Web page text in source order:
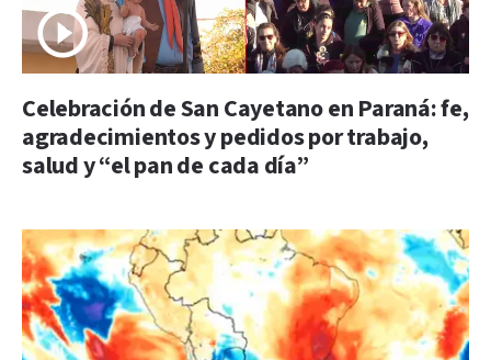
Celebración de San Cayetano en Paraná: fe,
agradecimientos y pedidos por trabajo,
salud y “el pan de cada día”